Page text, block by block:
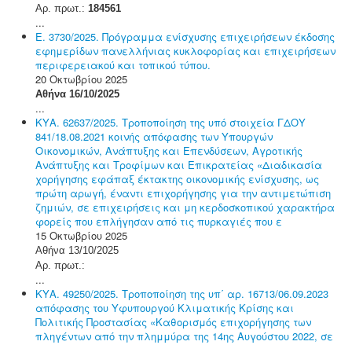
Αρ. πρωτ.: 184561
...
Ε. 3730/2025. Πρόγραμμα ενίσχυσης επιχειρήσεων έκδοσης
εφημερίδων πανελλήνιας κυκλοφορίας και επιχειρήσεων
περιφερειακού και τοπικού τύπου.
20 Οκτωβρίου 2025
Αθήνα 16/10/2025
...
ΚΥΑ. 62637/2025. Τροποποίηση της υπό στοιχεία ΓΔΟΥ
841/18.08.2021 κοινής απόφασης των Υπουργών
Οικονομικών, Ανάπτυξης και Επενδύσεων, Αγροτικής
Ανάπτυξης και Τροφίμων και Επικρατείας «Διαδικασία
χορήγησης εφάπαξ έκτακτης οικονομικής ενίσχυσης, ως
πρώτη αρωγή, έναντι επιχορήγησης για την αντιμετώπιση
ζημιών, σε επιχειρήσεις και μη κερδοσκοπικού χαρακτήρα
φορείς που επλήγησαν από τις πυρκαγιές που ε
15 Οκτωβρίου 2025
Αθήνα 13/10/2025
Αρ. πρωτ.:
...
ΚΥΑ. 49250/2025. Τροποποίηση της υπ΄ αρ. 16713/06.09.2023
απόφασης του Υφυπουργού Κλιματικής Κρίσης και
Πολιτικής Προστασίας «Καθορισμός επιχορήγησης των
πληγέντων από την πλημμύρα της 14ης Αυγούστου 2022, σε